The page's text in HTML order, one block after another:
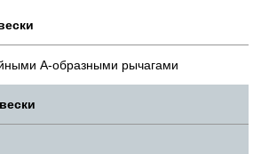
А-образными рычагами